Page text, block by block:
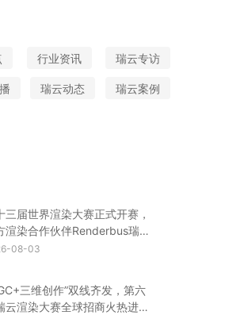
行业资讯 瑞云专访
瑞云动态 瑞云案例
三届世界渲染大赛正式开赛，
渲染合作伙伴Renderbus瑞云
助您渲力全开！
08-03
三维创作”双线齐发，第六
云渲染大赛全球招商火热进行